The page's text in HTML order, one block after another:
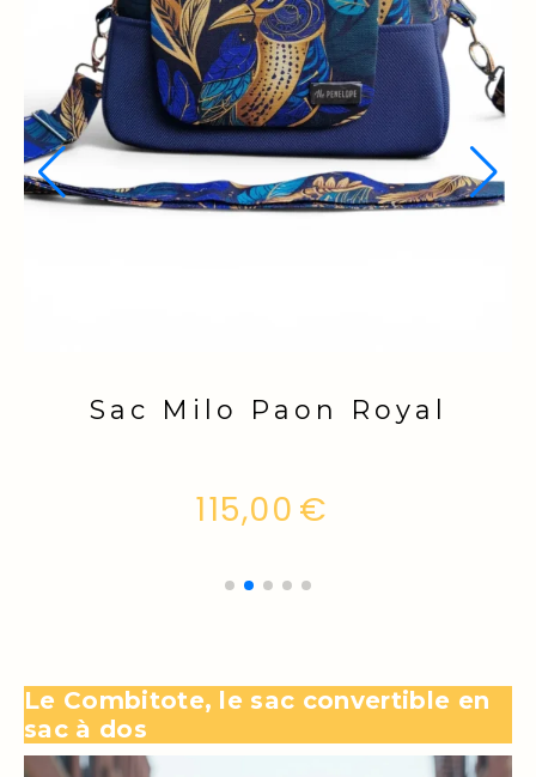
Sac Milo Chelsea
115,00 €
Le Combitote, le sac convertible en
sac à dos